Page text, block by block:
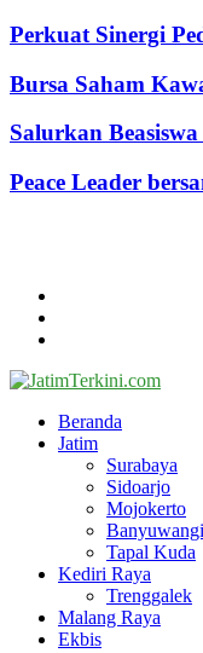
Perkuat Sinergi
Bursa Saham
Salurkan
Peace Leader
Beranda
Jatim
Surabaya
Sidoarjo
Mojokerto
Banyuwangi
Tapal Kuda
Kediri Raya
Trenggalek
Malang Raya
Ekbis